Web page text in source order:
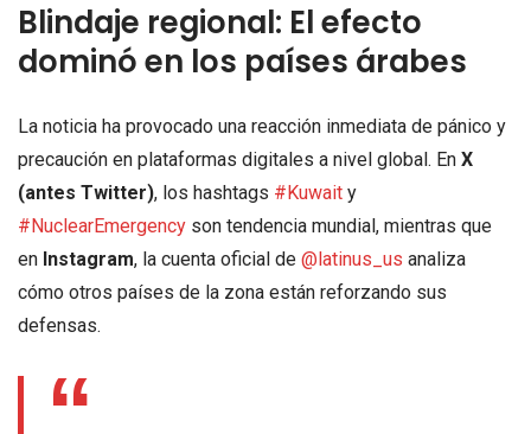
Blindaje regional: El efecto
dominó en los países árabes
La noticia ha provocado una reacción inmediata de pánico y
precaución en plataformas digitales a nivel global. En X
(antes Twitter), los hashtags #Kuwait y
#NuclearEmergency son tendencia mundial, mientras que
en Instagram, la cuenta oficial de @latinus_us analiza
cómo otros países de la zona están reforzando sus
defensas.